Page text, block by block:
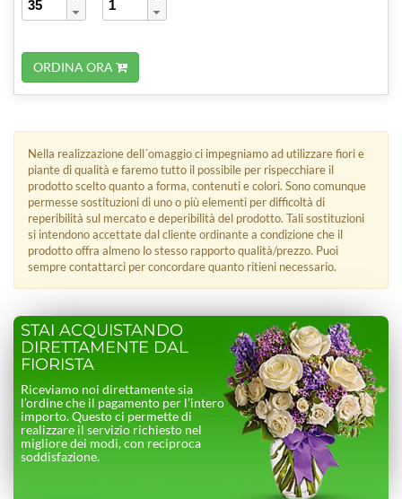
ORDINA ORA
Nella realizzazione dell´omaggio ci impegniamo ad utilizzare fiori e
piante di qualità e faremo tutto il possibile per rispecchiare il
prodotto scelto quanto a forma, contenuti e colori. Sono comunque
permesse sostituzioni di uno o più elementi per difficoltà di
reperibilità sul mercato e deperibilità del prodotto. Tali sostituzioni
si intendono accettate dal cliente ordinante a condizione che il
prodotto offra almeno lo stesso rapporto qualità/prezzo. Puoi
sempre contattarci per concordare quanto ritieni necessario.
STAI ACQUISTANDO
DIRETTAMENTE DAL
FIORISTA
Riceviamo noi direttamente sia
l’ordine che il pagamento per l’intero
importo. Questo ci permette di
realizzare il servizio richiesto nel
migliore dei modi, con reciproca
soddisfazione.